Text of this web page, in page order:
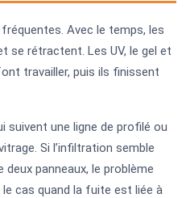
fréquentes. Avec le temps, les
se rétractent. Les UV, le gel et
travailler, puis ils finissent
suivent une ligne de profilé ou
Si l’infiltration semble
panneaux, le problème
le cas quand la fuite est liée à